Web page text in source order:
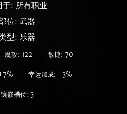
于: 所有职业
位: 武器
型: 乐器
魔攻: 122 敏捷: 70
幸运加成: +3%
镶嵌槽位: 3